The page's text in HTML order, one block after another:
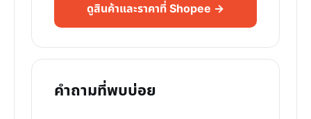
ดูสินค้าและราคาที่ Shopee →
คำถามที่พบบ่อย